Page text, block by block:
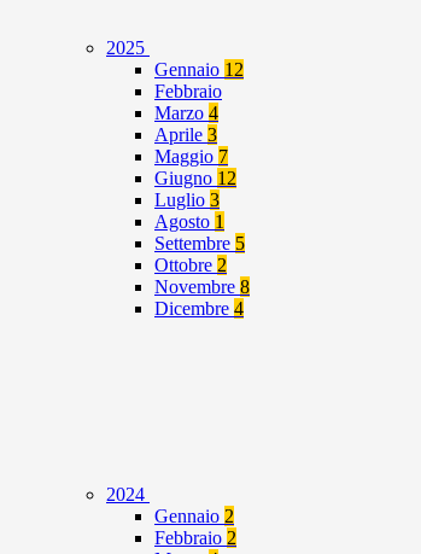
2025
Gennaio 12
Febbraio
Marzo 4
Aprile 3
Maggio 7
Giugno 12
Luglio 3
Agosto 1
Settembre 5
Ottobre 2
Novembre 8
Dicembre 4
2024
Gennaio 2
Febbraio 2